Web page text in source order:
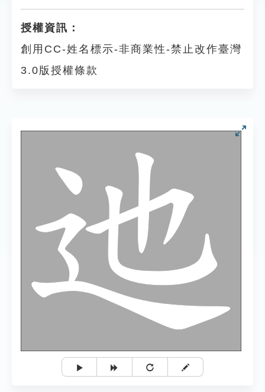
授權資訊：
創用CC-姓名標示-非商業性-禁止改作臺灣
3.0版授權條款